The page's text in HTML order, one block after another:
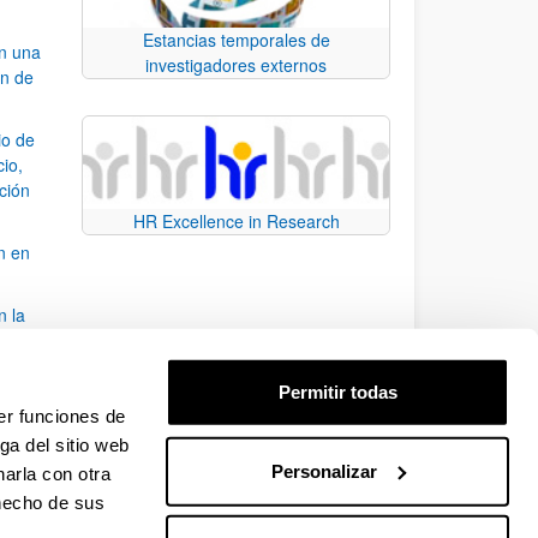
funciones de
del sitio web
con otra
de sus
Permitir todas
Personalizar
una
de
de
en
la
desplazarse.
Estancias temporales de
investigadores externos
HR Excellence in Research